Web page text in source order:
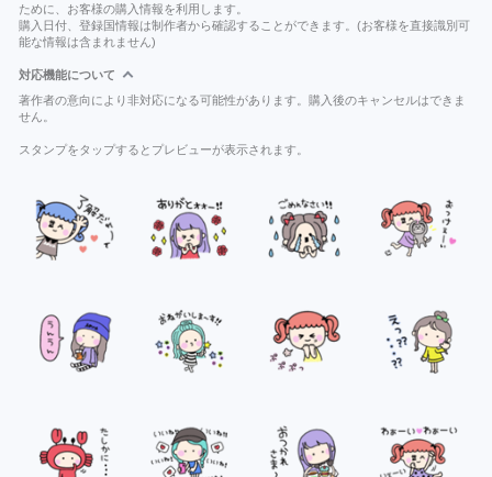
ために、お客様の購入情報を利用します。
購入日付、登録国情報は制作者から確認することができます。(お客様を直接識別可
能な情報は含まれません)
対応機能について
著作者の意向により非対応になる可能性があります。購入後のキャンセルはできま
せん。
スタンプをタップするとプレビューが表示されます。